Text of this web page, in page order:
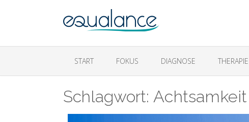
START FOKUS DIAGNOSE THERAPIE
Schlagwort: Achtsamkeit